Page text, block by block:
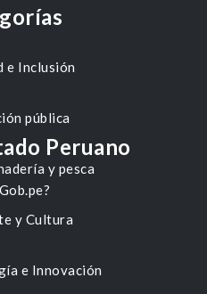
e Inclusión
pública
y pesca
y Cultura
e Innovación
Peruano